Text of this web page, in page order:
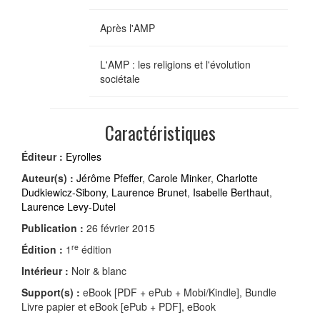
Après l'AMP
L'AMP : les religions et l'évolution
sociétale
Caractéristiques
Éditeur : Eyrolles
Auteur(s) : Jérôme Pfeffer, Carole Minker, Charlotte
Dudkiewicz-Sibony, Laurence Brunet, Isabelle Berthaut,
Laurence Levy-Dutel
Publication : 26 février 2015
Édition : 1 re édition
Intérieur : Noir & blanc
Support(s) : eBook [PDF + ePub + Mobi/Kindle], Bundle
Livre papier et eBook [ePub + PDF], eBook